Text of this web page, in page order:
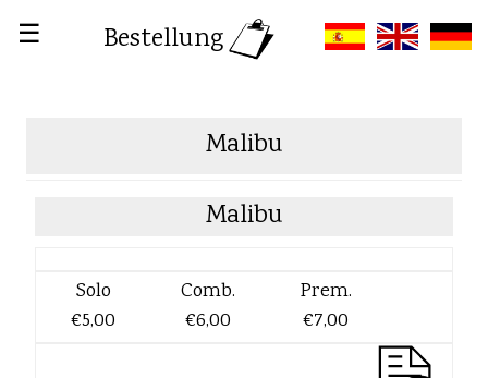
☰ Bestellung
Malibu
Malibu
Solo
€5,00
Comb.
€6,00
Prem.
€7,00